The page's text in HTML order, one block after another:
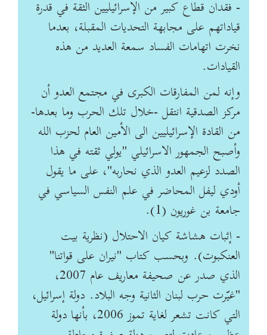
- فقدان قطاع كبير من الإسرائيليين الثقة في قدرة
قياداتهم على مجابهة التحديات المقبلة، بعدما
نخرت اتهامات الفساد سمعة العديد من هذه
القيادات.
وإنه لمن المفارقات الكبرى في مجتمع العدو أن
مركز الصدقية انتقل -خلال تلك الحرب وما بعدها-
من القادة الإسرائيليين الى الأمين العام لحزب الله
وأصبح الجمهور الاسرائيلي "يولي ثقته في هذا
الصدد لزعيم العدو الذي نحاربه"، على ما يقول
أودي ليفل المحاضر في علم النفس السياسي في
جامعة بن غوريون (1).
- إثبات هشاشة كيان الاحتلال (نظرية بيت
العنكبوت). وبحسب كتاب "نيران على قواتنا"
الذي صدر عن صحيفة معاريف عام 2007،
"غيّرت حرب لبنان الثانية وجه البلاد. دولة إسرائيل،
التي كانت تشعر لغاية تموز 2006، بأنها دولة